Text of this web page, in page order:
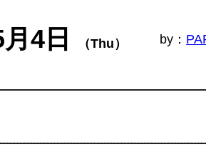
4日 （Thu） by：